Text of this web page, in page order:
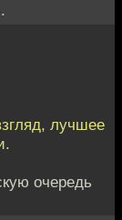
лучшее
очередь